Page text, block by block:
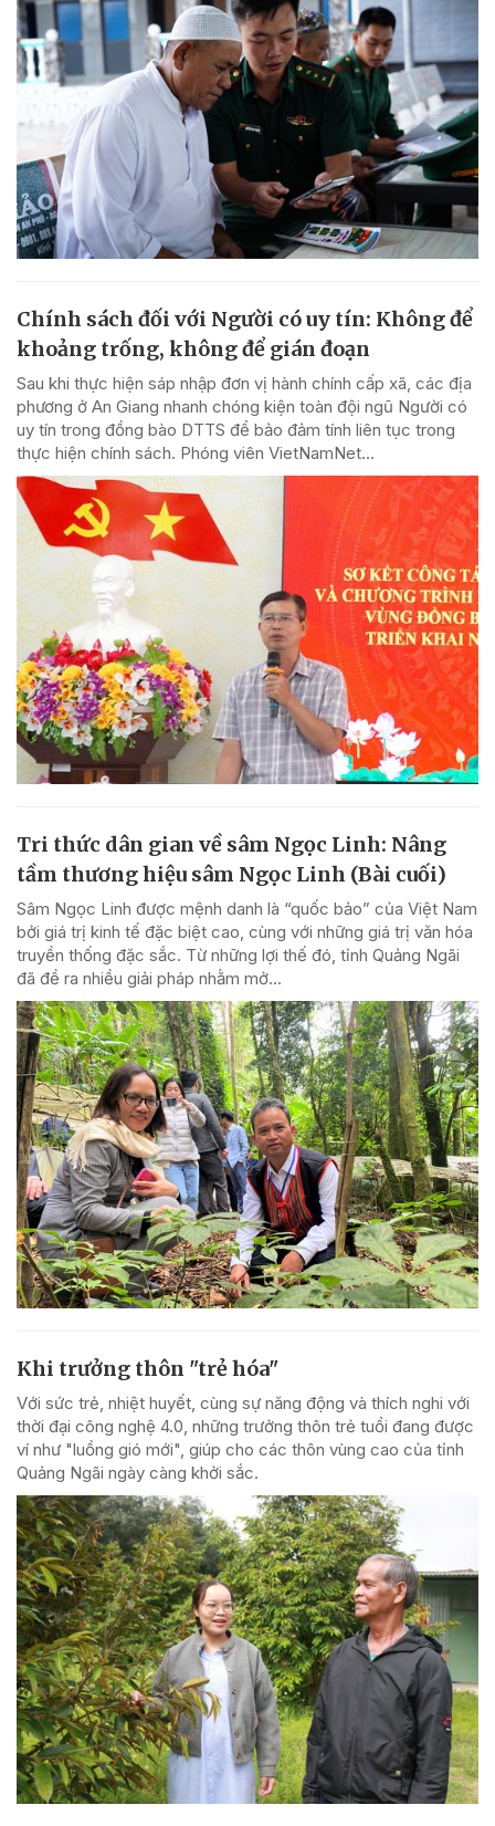
Chính sách đối với Người có uy tín: Không để
khoảng trống, không để gián đoạn
Sau khi thực hiện sáp nhập đơn vị hành chính cấp xã, các địa
phương ở An Giang nhanh chóng kiện toàn đội ngũ Người có
uy tín trong đồng bào DTTS để bảo đảm tính liên tục trong
thực hiện chính sách. Phóng viên VietNamNet...
Tri thức dân gian về sâm Ngọc Linh: Nâng
tầm thương hiệu sâm Ngọc Linh (Bài cuối)
Sâm Ngọc Linh được mệnh danh là “quốc bảo” của Việt Nam
bởi giá trị kinh tế đặc biệt cao, cùng với những giá trị văn hóa
truyền thống đặc sắc. Từ những lợi thế đó, tỉnh Quảng Ngãi
đã đề ra nhiều giải pháp nhằm mở...
Khi trưởng thôn "trẻ hóa"
Với sức trẻ, nhiệt huyết, cùng sự năng động và thích nghi với
thời đại công nghệ 4.0, những trưởng thôn trẻ tuổi đang được
ví như "luồng gió mới", giúp cho các thôn vùng cao của tỉnh
Quảng Ngãi ngày càng khởi sắc.